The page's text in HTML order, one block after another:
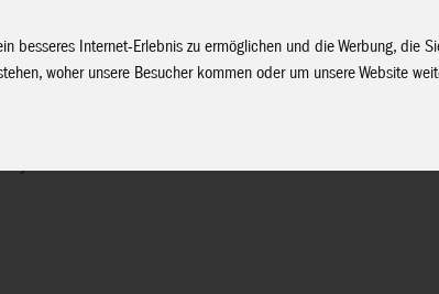
besseres Internet-Erlebnis zu ermöglichen und die Werbung, die
woher unsere Besucher kommen oder um unsere Website
Potter